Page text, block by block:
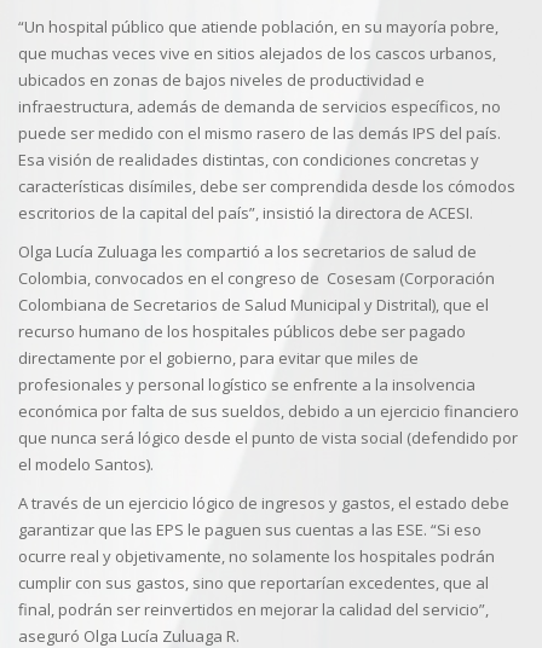
“Un hospital público que atiende población, en su mayoría pobre,
que muchas veces vive en sitios alejados de los cascos urbanos,
ubicados en zonas de bajos niveles de productividad e
infraestructura, además de demanda de servicios específicos, no
puede ser medido con el mismo rasero de las demás IPS del país.
Esa visión de realidades distintas, con condiciones concretas y
características disímiles, debe ser comprendida desde los cómodos
escritorios de la capital del país”, insistió la directora de ACESI.
Olga Lucía Zuluaga les compartió a los secretarios de salud de
Colombia, convocados en el congreso de Cosesam (Corporación
Colombiana de Secretarios de Salud Municipal y Distrital), que el
recurso humano de los hospitales públicos debe ser pagado
directamente por el gobierno, para evitar que miles de
profesionales y personal logístico se enfrente a la insolvencia
económica por falta de sus sueldos, debido a un ejercicio financiero
que nunca será lógico desde el punto de vista social (defendido por
el modelo Santos).
A través de un ejercicio lógico de ingresos y gastos, el estado debe
garantizar que las EPS le paguen sus cuentas a las ESE. “Si eso
ocurre real y objetivamente, no solamente los hospitales podrán
cumplir con sus gastos, sino que reportarían excedentes, que al
final, podrán ser reinvertidos en mejorar la calidad del servicio”,
aseguró Olga Lucía Zuluaga R.